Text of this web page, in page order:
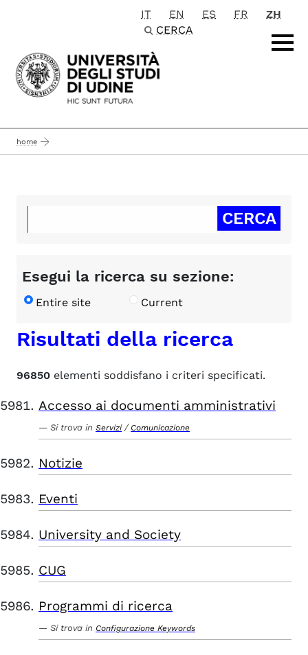
Passa al contenuto principale
IT EN ES FR
ZH
CERCA
home
Esegui la ricerca su sezione:
Entire site Current
Risultati della ricerca
96850 elementi soddisfano i criteri specificati.
Accesso ai documenti amministrativi
Si trova in Servizi / Comunicazione
Notizie
Eventi
University and Society
CUG
Programmi di ricerca
Si trova in Configurazione Keywords